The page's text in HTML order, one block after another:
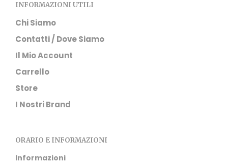
INFORMAZIONI UTILI
Chi Siamo
Contatti / Dove Siamo
Il Mio Account
Carrello
Store
I Nostri Brand
ORARIO E INFORMAZIONI
Informazioni